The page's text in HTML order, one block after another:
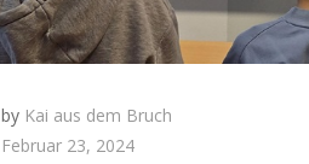
by Kai aus dem Bruch
Februar 23, 2024